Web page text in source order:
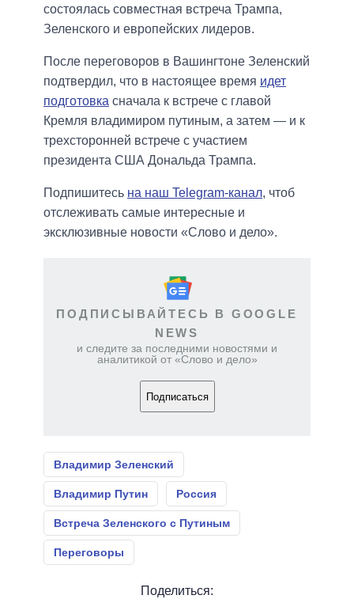
состоялась совместная встреча Трампа,
Зеленского и европейских лидеров.
После переговоров в Вашингтоне Зеленский
подтвердил, что в настоящее время идет
подготовка сначала к встрече с главой
Кремля владимиром путиным, а затем — и к
трехсторонней встрече с участием
президента США Дональда Трампа.
Подпишитесь на наш Telegram-канал, чтоб
отслеживать самые интересные и
эксклюзивные новости «Слово и дело».
ПОДПИСЫВАЙТЕСЬ В GOOGLE
NEWS
и следите за последними новостями и
аналитикой от «Слово и дело»
Подписаться
Владимир Зеленский
Владимир Путин Россия
Встреча Зеленского с Путиным
Переговоры
Поделиться: